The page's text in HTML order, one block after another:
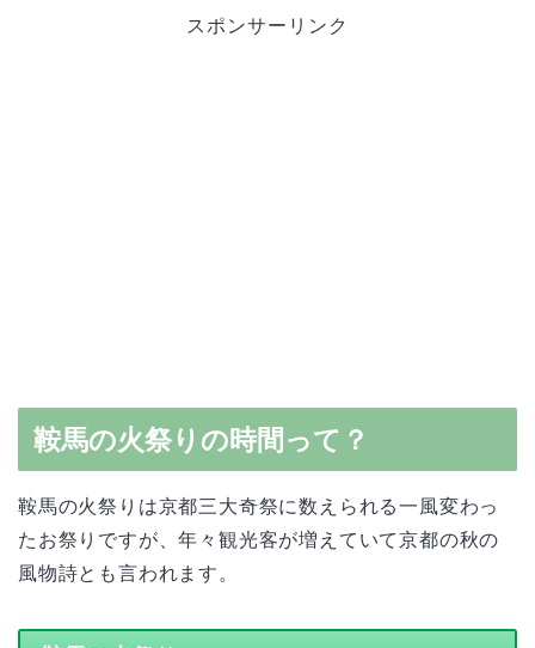
スポンサーリンク
鞍馬の火祭りの時間って？
鞍馬の火祭りは京都三大奇祭に数えられる一風変わっ
たお祭りですが、年々観光客が増えていて京都の秋の
風物詩とも言われます。